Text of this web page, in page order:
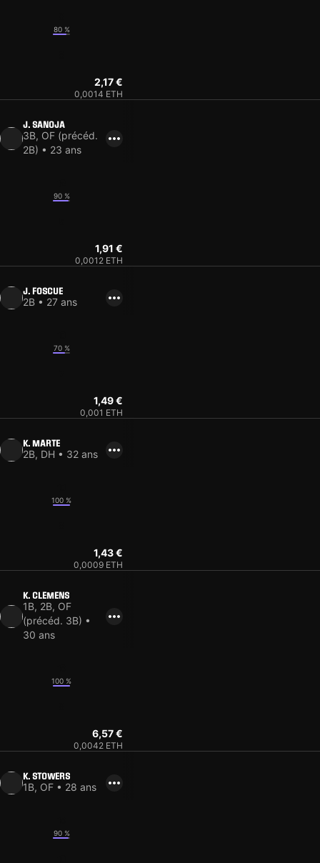
80 %
0,0014 ETH
2,17 €
J. SANOJA
3B, OF (précéd.
2B) • 23 ans
90 %
0,0012 ETH
1,91 €
J. FOSCUE
2B • 27 ans
70 %
0,001 ETH
1,49 €
K. MARTE
2B, DH • 32 ans
100 %
0,0009 ETH
1,43 €
K. CLEMENS
1B, 2B, OF
(précéd. 3B) •
30 ans
100 %
0,0042 ETH
6,57 €
K. STOWERS
1B, OF • 28 ans
90 %